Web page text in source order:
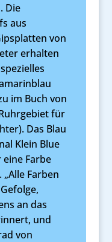
Die
aus
von
erhalten
im Buch von
für
Das Blau
Klein Blue
Farbe
Farben
an das
und
von